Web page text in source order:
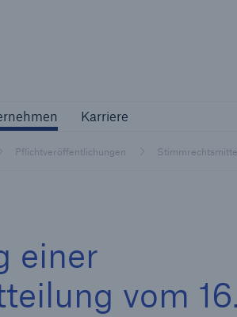
Karriere
Pflichtveröffentlichungen
einer
vom
Maßgeschneiderte